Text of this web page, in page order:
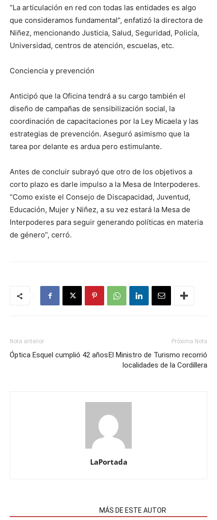
“La articulación en red con todas las entidades es algo
que consideramos fundamental”, enfatizó la directora de
Niñez, mencionando Justicia, Salud, Seguridad, Policía,
Universidad, centros de atención, escuelas, etc.
Conciencia y prevención
Anticipó que la Oficina tendrá a su cargo también el
diseño de campañas de sensibilización social, la
coordinación de capacitaciones por la Ley Micaela y las
estrategias de prevención. Aseguró asimismo que la
tarea por delante es ardua pero estimulante.
Antes de concluir subrayó que otro de los objetivos a
corto plazo es darle impulso a la Mesa de Interpoderes.
“Como existe el Consejo de Discapacidad, Juventud,
Educación, Mujer y Niñez, a su vez estará la Mesa de
Interpoderes para seguir generando políticas en materia
de género”, cerró.
Nota anterior
Óptica Esquel cumplió 42 años
Próxima Nota
El Ministro de Turismo recorrió
localidades de la Cordillera
LaPortada
MÁS DE ESTE AUTOR